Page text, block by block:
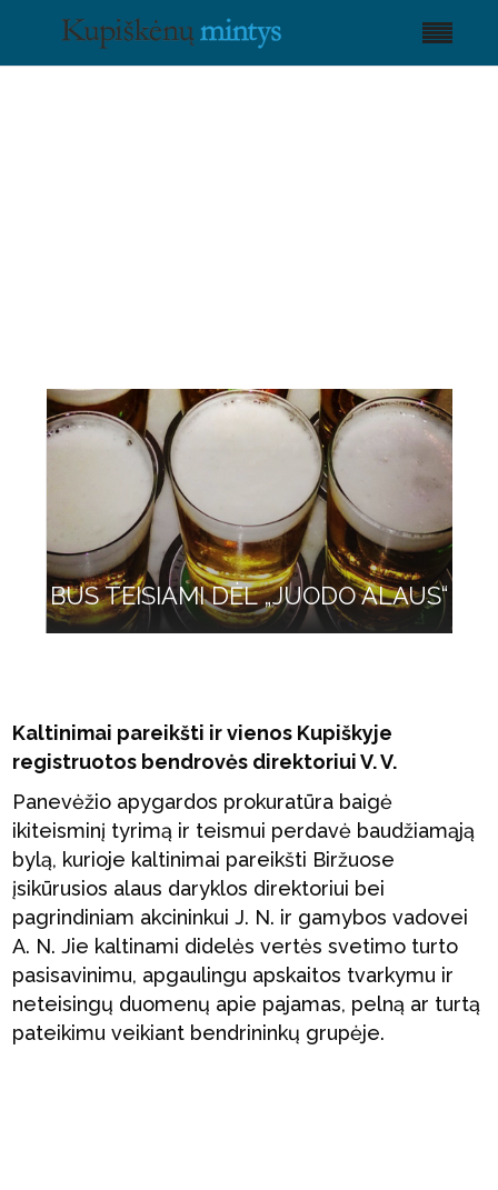
BUS TEISIAMI DĖL „JUODO ALAUS“
Kaltinimai pareikšti ir vienos Kupiškyje
registruotos bendrovės direktoriui V. V.
Panevėžio apygardos prokuratūra baigė
ikiteisminį tyrimą ir teismui perdavė baudžiamąją
bylą, kurioje kaltinimai pareikšti Biržuose
įsikūrusios alaus daryklos direktoriui bei
pagrindiniam akcininkui J. N. ir gamybos vadovei
A. N. Jie kaltinami didelės vertės svetimo turto
pasisavinimu, apgaulingu apskaitos tvarkymu ir
neteisingų duomenų apie pajamas, pelną ar turtą
pateikimu veikiant bendrininkų grupėje.